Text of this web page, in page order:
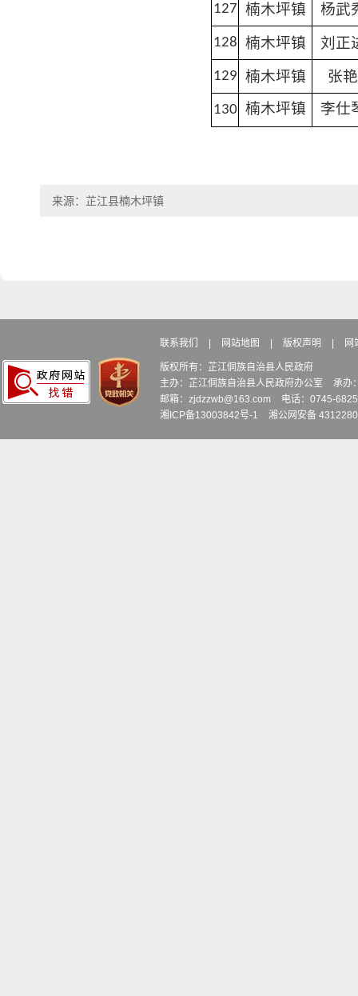
127 楠木坪镇 杨武
128 楠木坪镇 刘正
129 楠木坪镇 张艳
130 楠木坪镇 李仕
来源：芷江县楠木坪镇
联系我们 网站地图 版权声明 网
版权所有：芷江侗族自治县人民政府
主办：芷江侗族自治县人民政府办公室
承办
邮箱：zjdzzwb@163.com
电话：0745-
湘ICP备13003842号-1
湘公网安备